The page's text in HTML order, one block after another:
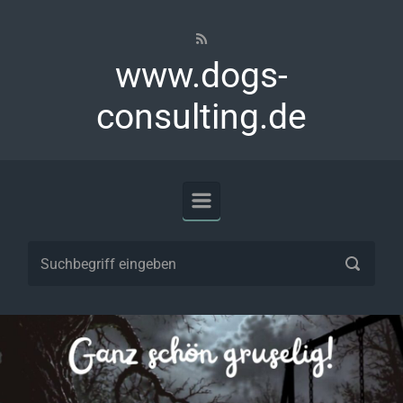
www.dogs-
consulting.de